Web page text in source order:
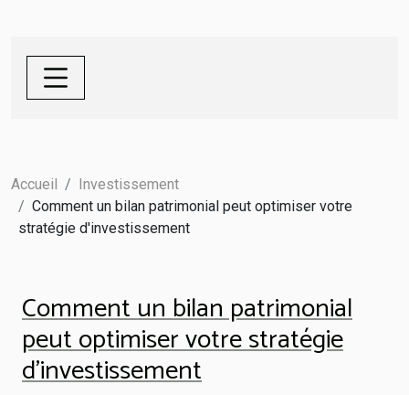
Accueil
Investissement
Comment un bilan patrimonial peut optimiser votre
stratégie d'investissement
Comment un bilan patrimonial
peut optimiser votre stratégie
d'investissement